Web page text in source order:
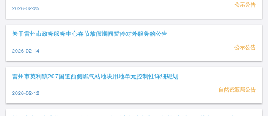
2026-02-25 公示公告
关于雷州市政务服务中心春节放假期间暂停对外服务的公告
2026-02-14 公示公告
雷州市英利镇207国道西侧燃气站地块用地单元控制性详细规划
2026-02-12 自然资源局公告